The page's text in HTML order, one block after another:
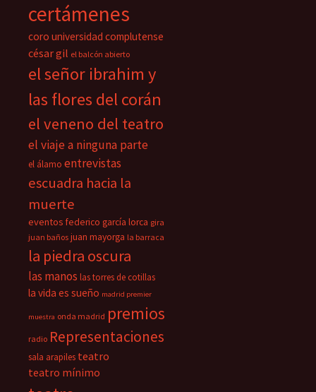
certámenes
coro universidad complutense
césar gil el balcón abierto
el señor ibrahim y
las flores del corán
el veneno del teatro
el viaje a ninguna parte
el álamo entrevistas
escuadra hacia la
muerte
eventos federico garcía lorca gira
juan baños juan mayorga la barraca
la piedra oscura
las manos las torres de cotillas
la vida es sueño madrid premier
muestra onda madrid premios
radio Representaciones
sala arapiles teatro
teatro mínimo